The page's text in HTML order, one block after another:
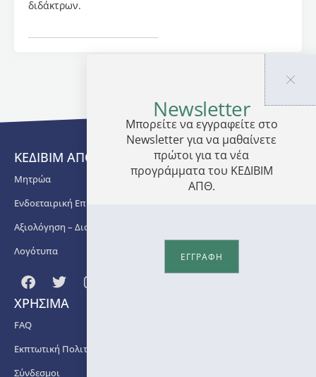
γνωστικό
αντικείμενο
Αθλητιατρικής.
Είναι
Διευθύντρια
του
Εργαστηρίου
και
διδάκτρων.
ΚΕΔΙΒΙΜ ΑΠΘ
Μητρώα
Ενδοεταιρική Επιμόρφωση
Αξιολόγηση – Διασφάλιση Ποιότητας
Λογότυπα
ΧΡΗΣΙΜΑ
FAQ
Εκπτωτική Πολιτική
Σύνδεσμοι
Newsletter
Μπορείτε να εγγραφείτε στο
Newsletter για να μαθαίνετε
πρώτοι για τα νέα
προγράμματα του ΚΕΔΙΒΙΜ
ΑΠΘ.
ΕΓΓΡΑΦΗ